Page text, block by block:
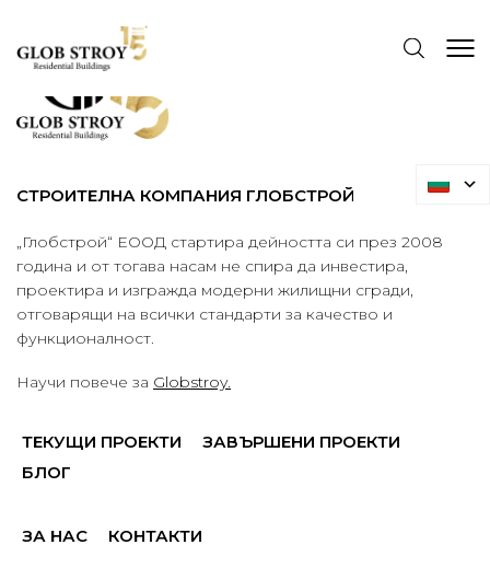
СТРОИТЕЛНА КОМПАНИЯ ГЛОБСТРОЙ
„Глобстрой“ ЕООД стартира дейността си през 2008
година и от тогава насам не спира да инвестира,
проектира и изгражда модерни жилищни сгради,
отговарящи на всички стандарти за качество и
функционалност.
Научи повече за Globstroy.
ТЕКУЩИ ПРОЕКТИ
ЗАВЪРШЕНИ ПРОЕКТИ
БЛОГ
ЗА НАС КОНТАКТИ